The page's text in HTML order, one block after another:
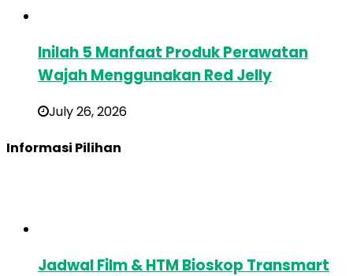
Inilah 5 Manfaat Produk Perawatan
Wajah Menggunakan Red Jelly
July 26, 2026
Informasi Pilihan
Jadwal Film & HTM Bioskop Transmart